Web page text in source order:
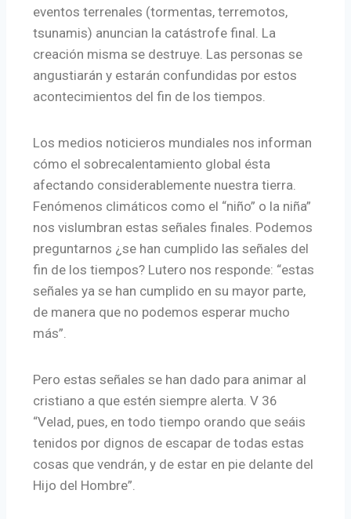
eventos terrenales (tormentas, terremotos,
tsunamis) anuncian la catástrofe final. La
creación misma se destruye. Las personas se
angustiarán y estarán confundidas por estos
acontecimientos del fin de los tiempos.
Los medios noticieros mundiales nos informan
cómo el sobrecalentamiento global ésta
afectando considerablemente nuestra tierra.
Fenómenos climáticos como el “niño” o la niña”
nos vislumbran estas señales finales. Podemos
preguntarnos ¿se han cumplido las señales del
fin de los tiempos? Lutero nos responde: “estas
señales ya se han cumplido en su mayor parte,
de manera que no podemos esperar mucho
más”.
Pero estas señales se han dado para animar al
cristiano a que estén siempre alerta. V 36
“Velad, pues, en todo tiempo orando que seáis
tenidos por dignos de escapar de todas estas
cosas que vendrán, y de estar en pie delante del
Hijo del Hombre”.